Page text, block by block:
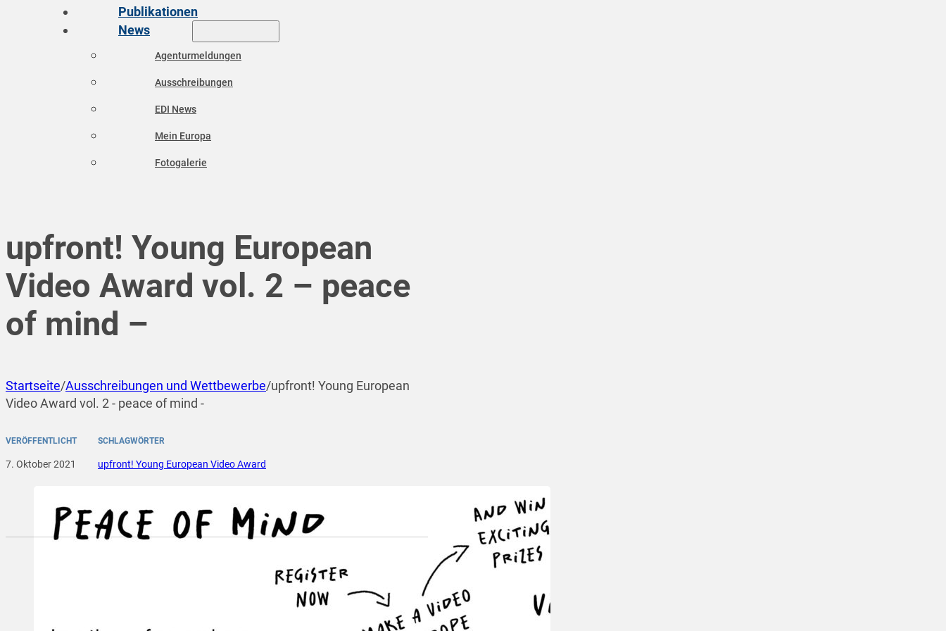
Publikationen
News
Agenturmeldungen
Ausschreibungen
EDI News
Mein Europa
Fotogalerie
upfront! Young European
Video Award vol. 2 – peace
of mind –
Startseite/Ausschreibungen und Wettbewerbe/upfront! Young European
Video Award vol. 2 - peace of mind -
VERÖFFENTLICHT
7. Oktober 2021
SCHLAGWÖRTER
upfront! Young European Video Award